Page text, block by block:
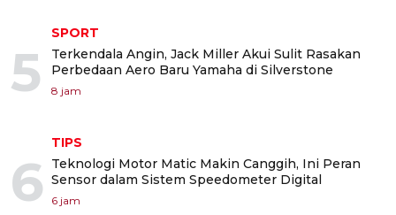
5
SPORT
Terkendala Angin, Jack Miller Akui Sulit Rasakan
Perbedaan Aero Baru Yamaha di Silverstone
8 jam
6
TIPS
Teknologi Motor Matic Makin Canggih, Ini Peran
Sensor dalam Sistem Speedometer Digital
6 jam